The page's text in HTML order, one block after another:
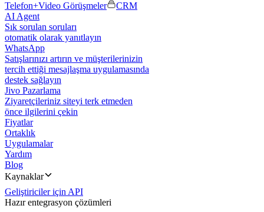
Telefon+Video Görüşmeler
CRM
AI Agent
Sık sorulan soruları
otomatik olarak yanıtlayın
WhatsApp
Satışlarınızı artırın ve müşterilerinizin
tercih ettiği mesajlaşma uygulamasında
destek sağlayın
Jivo Pazarlama
Ziyaretçileriniz siteyi terk etmeden
önce ilgilerini çekin
Fiyatlar
Ortaklık
Uygulamalar
Yardım
Blog
Kaynaklar
Geliştiriciler için API
Hazır entegrasyon çözümleri